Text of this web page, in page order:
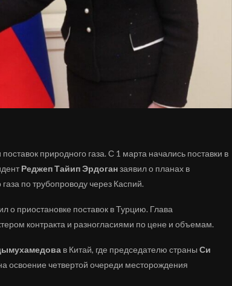
природного газа. С 1 марта начались поставки в
Реджеп Тайип Эрдоганзаявил о планах в
по трубопроводу через Каспий.
о приостановке поставок в Турцию. Глава
контракта и разногласиями по цене и объемам.
в Китай, где председателю страны Си
освоение четвертой очереди месторождения